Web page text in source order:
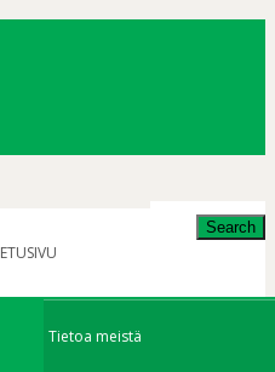
ETUSIVU
Tietoa meistä
Search